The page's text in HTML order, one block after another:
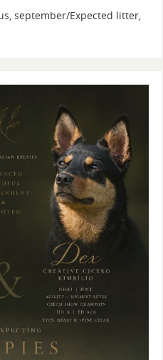
september/Expected litter,